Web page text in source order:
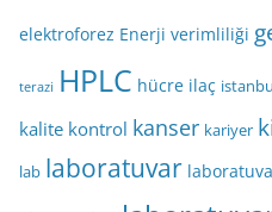
elektroforez Enerji verimliliği
terazi HPLC hücre ilaç
kalite kontrol kanser kariyer
lab laboratuvar